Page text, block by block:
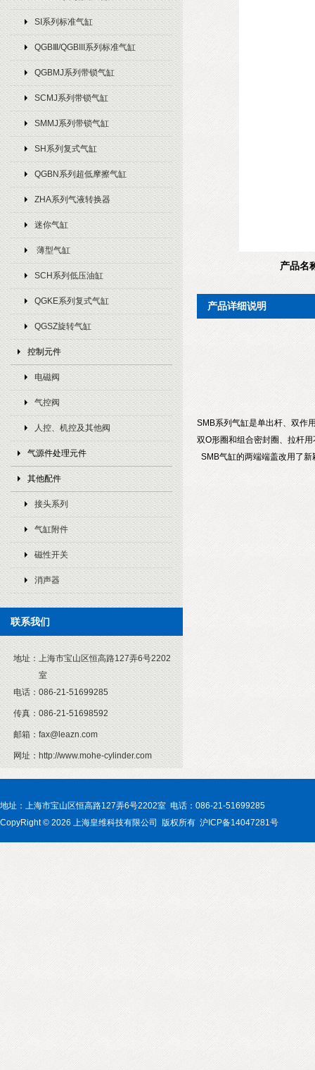
SI系列标准气缸
QGBⅢ/QGBIII系列标准气缸
QGBMJ系列带锁气缸
SCMJ系列带锁气缸
SMMJ系列带锁气缸
SH系列复式气缸
QGBN系列超低摩擦气缸
ZHA系列气液转换器
迷你气缸
薄型气缸
SCH系列低压油缸
QGKE系列复式气缸
QGSZ旋转气缸
控制元件
电磁阀
气控阀
人控、机控及其他阀
气源件处理元件
其他配件
接头系列
气缸附件
磁性开关
消声器
联系我们
地址： 上海市宝山区恒高路127弄6号2202
室
电话： 086-21-51699285
传真： 086-21-51698592
邮箱： fax@leazn.com
网址： http://www.mohe-cylinder.com
产品名
产品详细说明
SMB系列气缸是单出杆、双作
双O形圈和组合密封圈、拉杆
SMB气缸的两端端盖改用了
地址：上海市宝山区恒高路127弄6号2202室 电话：086-21-51699285
CopyRight © 2026 上海皇维科技有限公司 版权所有 沪ICP备14047281号